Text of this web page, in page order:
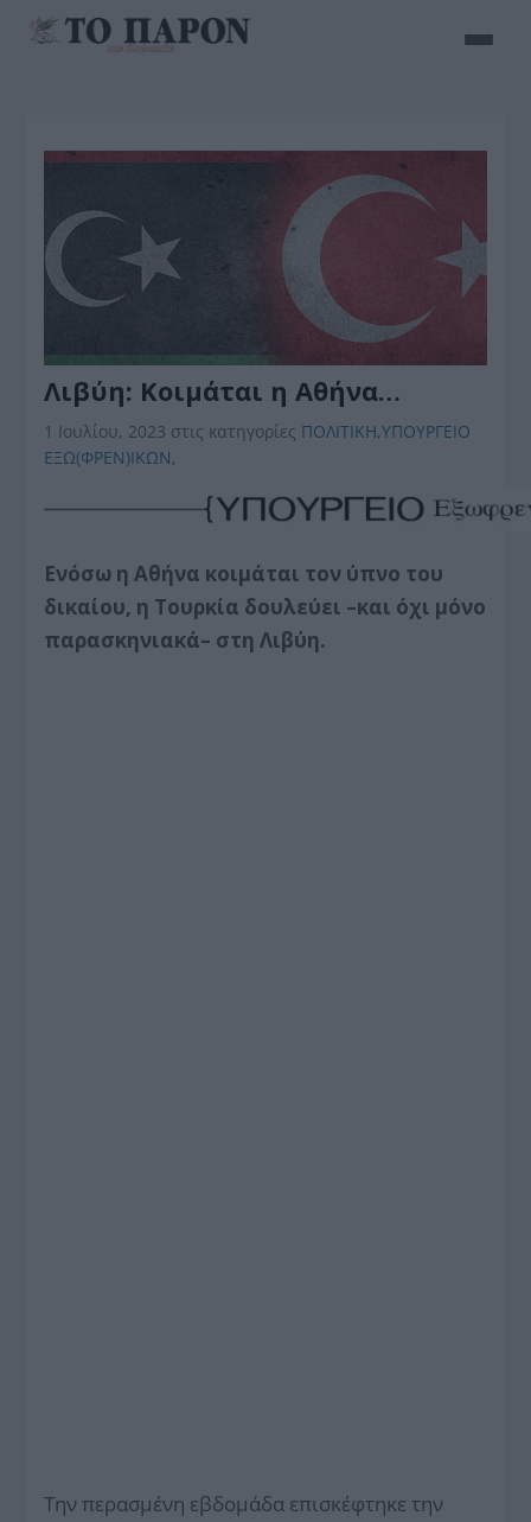
Λιβύη: Κοιμάται η Αθήνα…
1 Ιουλίου, 2023 στις κατηγορίες ΠΟΛΙΤΙΚΗ,ΥΠΟΥΡΓΕΙΟ
ΕΞΩ(ΦΡΕΝ)ΙΚΩΝ,
Ενόσω η Αθήνα κοιμάται τον ύπνο του
δικαίου, η Τουρκία δουλεύει –και όχι μόνο
παρασκηνιακά– στη Λιβύη.
Την περασμένη εβδομάδα επισκέφτηκε την